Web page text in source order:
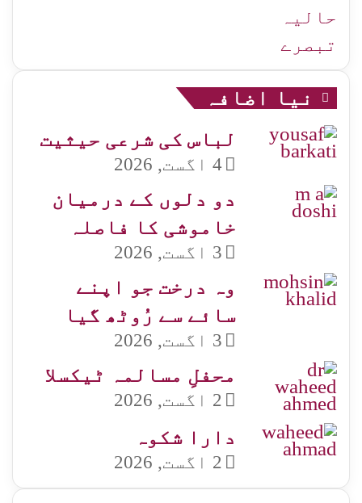
حالیہ
تبصرے
نیا اضافہ
لباس کی شرعی حیثیت
4 اگست, 2026
دو دلوں کے درمیان
خاموشی کا فاصلہ
3 اگست, 2026
وہ درخت جو اپنے
سائے سے رُوٹھ گیا
3 اگست, 2026
محفلِ مسالمہ ٹیکسلا
2 اگست, 2026
دارا شکوہ
2 اگست, 2026